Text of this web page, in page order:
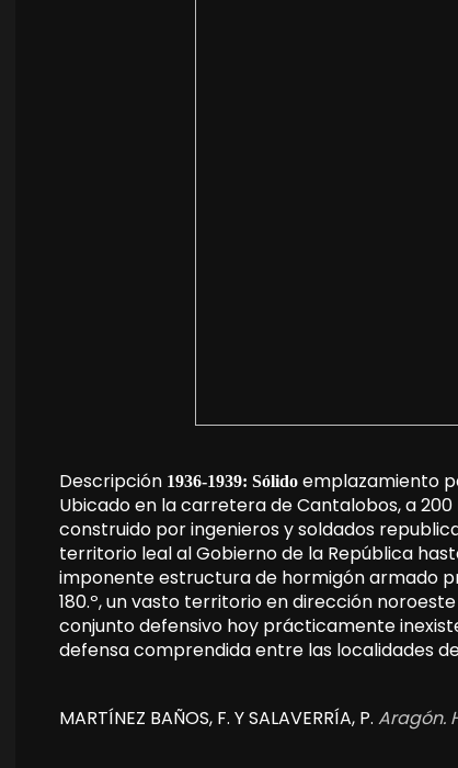
Descripción 1936-1939: Sólido emplazamiento
Ubicado en la carretera de Cantalobos, a
construido por ingenieros y soldados
territorio leal al Gobierno de la República
imponente estructura de hormigón armado
180.º, un vasto territorio en dirección
conjunto defensivo hoy prácticamente
defensa comprendida entre las localidades
MARTÍNEZ BAÑOS, F. Y SALAVERRÍA, P. Aragón.